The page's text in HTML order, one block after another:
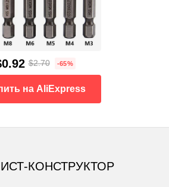
$2.70 -65%
на AliExpress
КОНСТРУКТОР